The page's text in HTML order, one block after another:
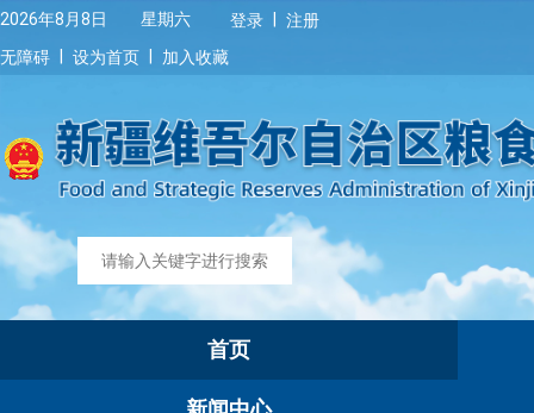
2026年8月8日 星期六 登录
注册
无障碍
设为首页 加入收藏
首页